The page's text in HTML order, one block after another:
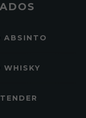
ABSINTO
WHISKY